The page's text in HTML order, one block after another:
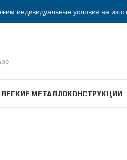
индивидуальные условия на
ЛЕГКИЕ МЕТАЛЛОКОНСТРУКЦИИ